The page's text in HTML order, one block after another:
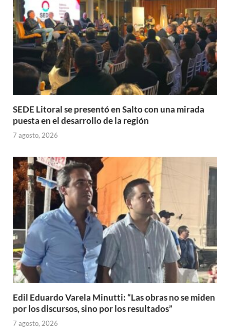
SEDE Litoral se presentó en Salto con una mirada
puesta en el desarrollo de la región
7 agosto, 2026
Edil Eduardo Varela Minutti: “Las obras no se miden
por los discursos, sino por los resultados”
7 agosto, 2026